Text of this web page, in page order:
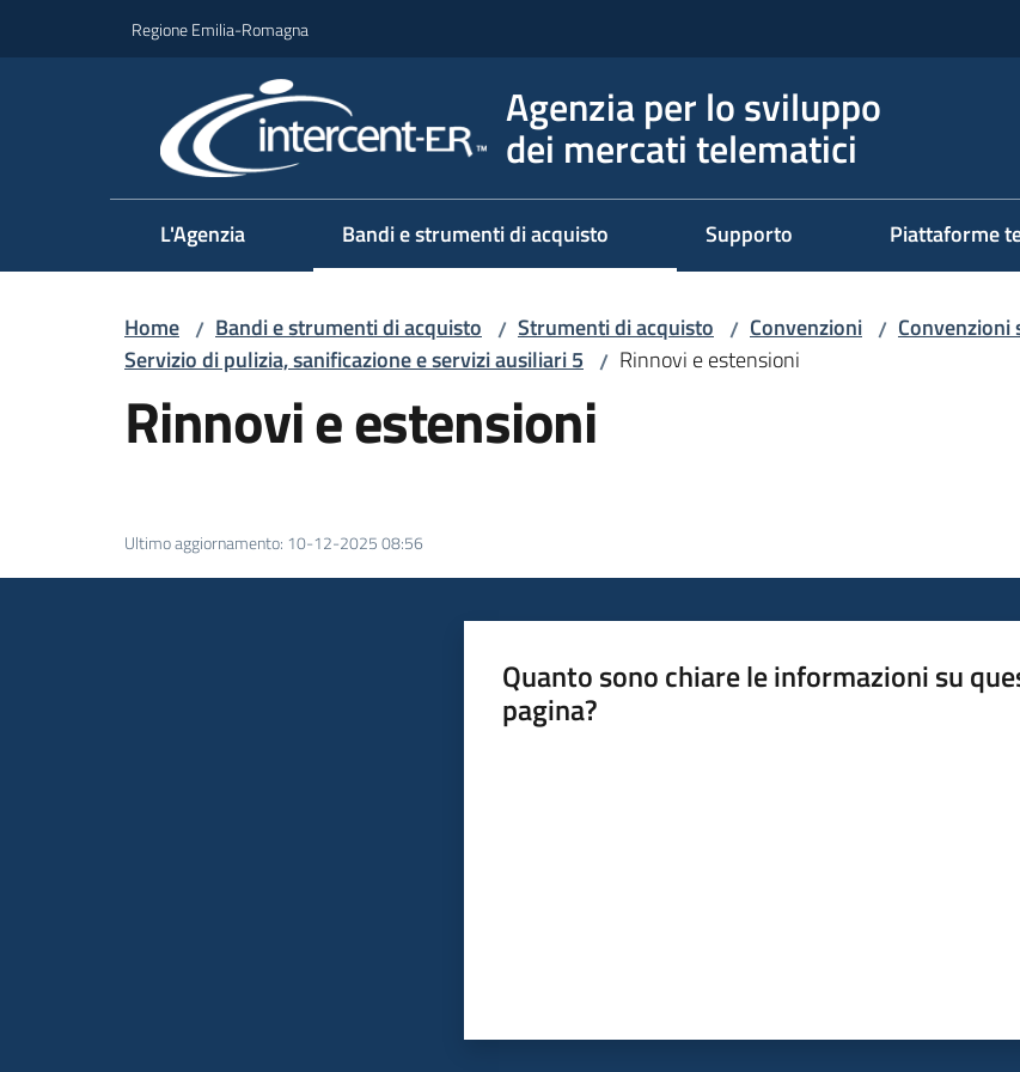
Regione Emilia-Romagna
Agenzia per lo sviluppo
dei mercati telematici
L'Agenzia Bandi e strumenti di acquisto Supporto Piattaforme
Home / Bandi e strumenti di acquisto / Strumenti di acquisto / Convenzioni / Convenzioni
Servizio di pulizia, sanificazione e servizi ausiliari 5 / Rinnovi e estensioni
Rinnovi e estensioni
Ultimo aggiornamento: 10-12-2025 08:56
Quanto sono chiare le informazioni su
pagina?